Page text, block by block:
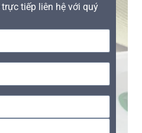
tiếp liên hệ với quý